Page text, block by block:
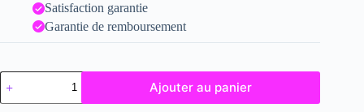
Satisfaction garantie
Garantie de remboursement
quantité
de
Jane
Ajouter au panier